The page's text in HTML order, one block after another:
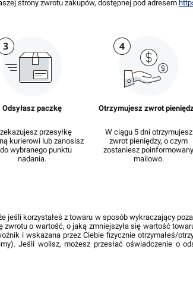
strony zwrotu zakupów, dostępnej pod adresem
Odsyłasz paczkę
przesyłkę
kurierowi lub zanosisz
wybranego punktu
nadania.
Otrzymujesz zwrot
W ciągu 5 dni otrzymujesz
zwrot pieniędzy, o czym
zostaniesz poinformowany
mailowo.
korzystałeś z towaru w sposób wykraczający
o wartość, o jaką zmniejszyła się wartość
i wskazana przez Ciebie fizycznie otrzymałeś/
Jeśli wolisz, możesz przesłać oświadczenie o